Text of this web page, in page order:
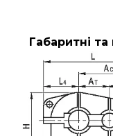
Габаритні